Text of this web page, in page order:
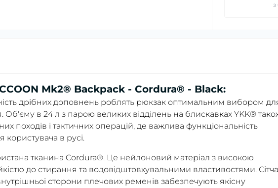
з
Mk2® Backpack - Cordura® - Black:
дрібних доповнень роблять рюкзак оптимальним вибором
Об'єму в 24 л з парою великих відділень на блискавках YKK®
походів і тактичних операцій, де важлива функціональність
користувача в русі.
тканина Cordura®. Це нейлоновий матеріал з високою
до стирання та водовідштовхувальними властивостями.
сторони плечових ременів забезпечують якісну